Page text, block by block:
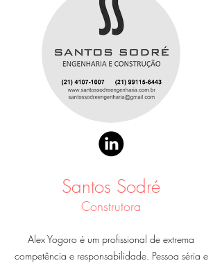
Alex Yogoro é um profissional de extrema
competência e responsabilidade. Pessoa séria e
Santos Sodré
Construtora